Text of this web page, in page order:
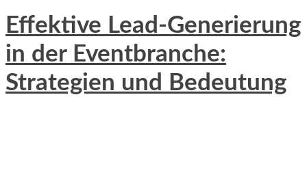
Effektive Lead-Generierung
in der Eventbranche:
Strategien und Bedeutung